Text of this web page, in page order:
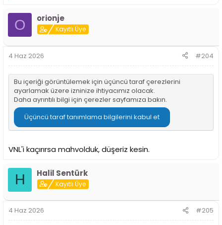
p
l
:
O orionje
Kayıtlı Üye
4 Haz 2026 #204
Bu içeriği görüntülemek için üçüncü taraf çerezlerini
ayarlamak üzere izninize ihtiyacımız olacak.
Daha ayrıntılı bilgi için çerezler sayfamıza bakın.
Üçüncü taraf tanımlama bilgilerini kabul et
VNL'i kaçırırsa mahvolduk, düşeriz kesin.
H Halil Sentürk
Kayıtlı Üye
4 Haz 2026 #205